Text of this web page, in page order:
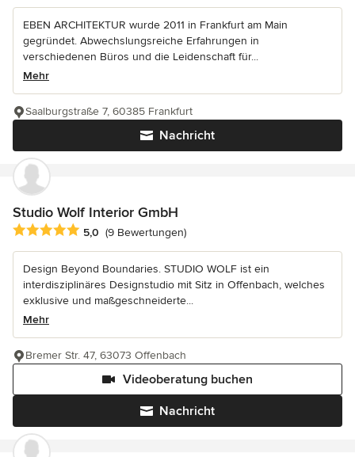
EBEN ARCHITEKTUR wurde 2011 in Frankfurt am Main
gegründet. Abwechslungsreiche Erfahrungen in
verschiedenen Büros und die Leidenschaft für...
Mehr
Nachricht
Saalburgstraße 7, 60385 Frankfurt
Studio Wolf Interior GmbH
Durchschnittliche Bewertung: 5 von 5 Sternen
5,0 (9 Bewertungen)
Design Beyond Boundaries. STUDIO WOLF ist ein
interdisziplinäres Designstudio mit Sitz in Offenbach, welches
exklusive und maßgeschneiderte...
Mehr
Nachricht
Videoberatung buchen
Bremer Str. 47, 63073 Offenbach